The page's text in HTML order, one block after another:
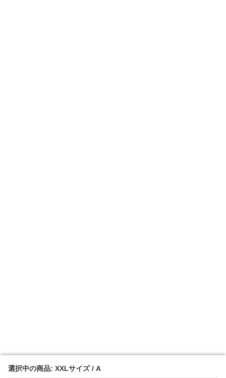
選択中の商品: XXLサイズ / A
選択中の商品: XXLサイズ / A